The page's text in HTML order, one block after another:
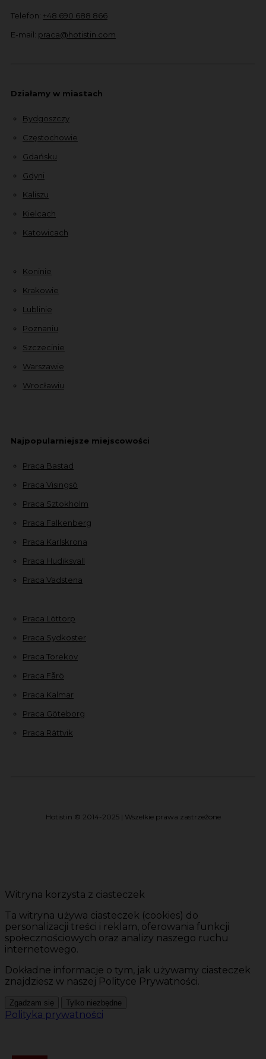
Telefon: +48 690 688 866
E-mail: praca@hotistin.com
Działamy w miastach
Bydgoszczy
Częstochowie
Gdańsku
Gdyni
Kaliszu
Kielcach
Katowicach
Koninie
Krakowie
Lublinie
Poznaniu
Szczecinie
Warszawie
Wrocławiu
Najpopularniejsze miejscowości
Praca Bastad
Praca Visingsö
Praca Sztokholm
Praca Falkenberg
Praca Karlskrona
Praca Hudiksvall
Praca Vadstena
Praca Löttorp
Praca Sydkoster
Praca Torekov
Praca Fårö
Praca Kalmar
Praca Göteborg
Praca Rättvik
Hotistin © 2014-2025 | Wszelkie prawa zastrzeżone
Witryna korzysta z ciasteczek
Ta witryna używa ciasteczek (cookies) do
personalizacji treści i reklam, oferowania funkcji
społecznościowych oraz analizy naszego ruchu
internetowego.
Dokładne informacje o tym, jak używamy ciasteczek
znajdziesz w naszej Polityce Prywatności.
Zgadzam się Tylko niezbędne
Polityka prywatności